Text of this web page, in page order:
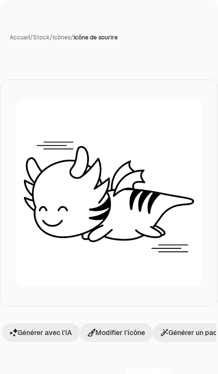
Accueil/Stock/Icônes/Icône de sourire
Générer avec l’IA Modifier l’icône Générer un